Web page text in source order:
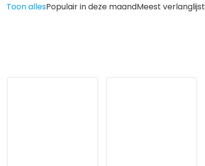
Toon allesPopulair in deze maandMeest verlanglijst